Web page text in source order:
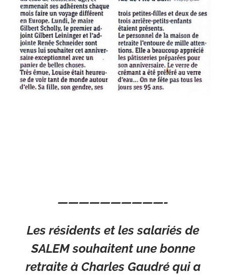
——————————-
Les résidents et les salariés de
SALEM souhaitent une bonne
retraite à Charles Gaudré qui a